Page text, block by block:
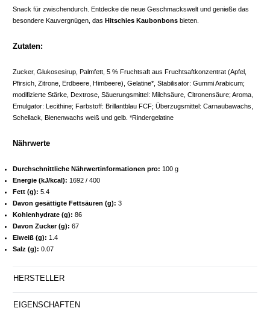
Snack für zwischendurch. Entdecke die neue Geschmackswelt und genieße das
besondere Kauvergnügen, das Hitschies Kaubonbons bieten.
Zutaten:
Zucker, Glukosesirup, Palmfett, 5 % Fruchtsaft aus Fruchtsaftkonzentrat (Apfel,
Pfirsich, Zitrone, Erdbeere, Himbeere), Gelatine*, Stabilisator: Gummi Arabicum;
modifizierte Stärke, Dextrose, Säuerungsmittel: Milchsäure, Citronensäure; Aroma,
Emulgator: Lecithine; Farbstoff: Brillantblau FCF; Überzugsmittel: Carnaubawachs,
Schellack, Bienenwachs weiß und gelb. *Rindergelatine
Nährwerte
Durchschnittliche Nährwertinformationen pro: 100 g
Energie (kJ/kcal): 1692 / 400
Fett (g): 5.4
Davon gesättigte Fettsäuren (g): 3
Kohlenhydrate (g): 86
Davon Zucker (g): 67
Eiweiß (g): 1.4
Salz (g): 0.07
HERSTELLER
EIGENSCHAFTEN